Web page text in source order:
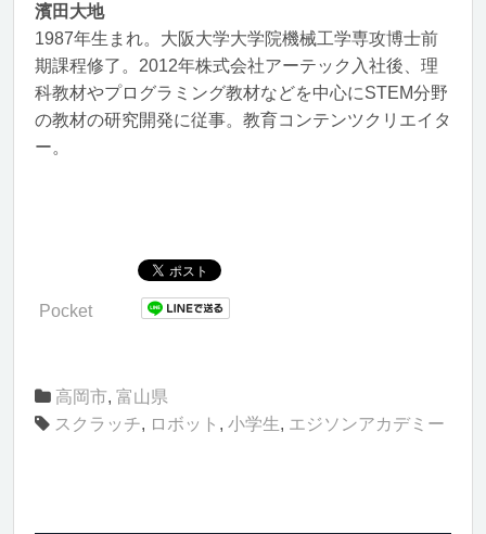
濱田大地
1987年生まれ。大阪大学大学院機械工学専攻博士前
期課程修了。2012年株式会社アーテック入社後、理
科教材やプログラミング教材などを中心にSTEM分野
の教材の研究開発に従事。教育コンテンツクリエイタ
ー。
Pocket
高岡市, 富山県
スクラッチ, ロボット , 小学生, エジソンアカデミー